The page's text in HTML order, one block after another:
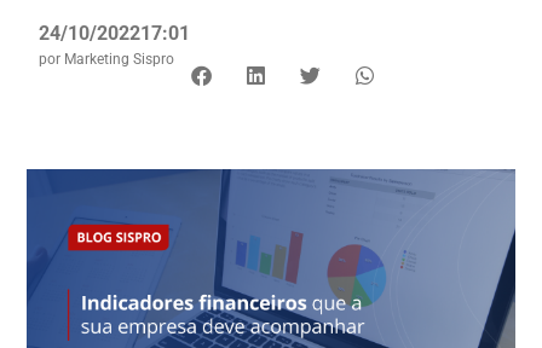
24/10/202217:01
por Marketing Sispro